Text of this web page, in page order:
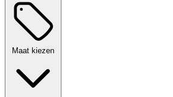
Maat kiezen